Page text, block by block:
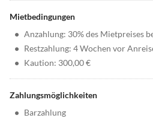
Mietbedingungen
• Anzahlung: 30% des Mietpreises
• Restzahlung: 4 Wochen vor
• Kaution: 300,00 €
Zahlungsmöglichkeiten
• Barzahlung